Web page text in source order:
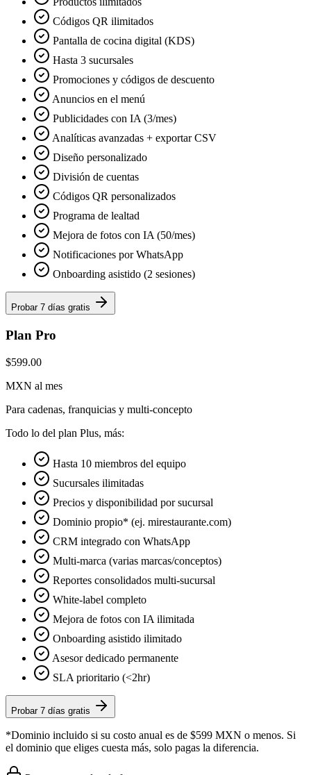
Códigos QR ilimitados
Pantalla de cocina digital (KDS)
Hasta 3 sucursales
Promociones y códigos de descuento
Anuncios en el menú
Publicidades con IA (3/mes)
Analíticas avanzadas + exportar CSV
Diseño personalizado
División de cuentas
Códigos QR personalizados
Programa de lealtad
Mejora de fotos con IA (50/mes)
Notificaciones por WhatsApp
Onboarding asistido (2 sesiones)
Probar 7 días gratis
Plan Pro
$599.00
MXN al mes
Para cadenas, franquicias y multi-concepto
Todo lo del plan Plus, más:
Hasta 10 miembros del equipo
Sucursales ilimitadas
Precios y disponibilidad por sucursal
Dominio propio* (ej. mirestaurante.com)
CRM integrado con WhatsApp
Multi-marca (varias marcas/conceptos)
Reportes consolidados multi-sucursal
White-label completo
Mejora de fotos con IA ilimitada
Onboarding asistido ilimitado
Asesor dedicado permanente
SLA prioritario (<2hr)
Probar 7 días gratis
*Dominio incluido si su costo anual es de $599 MXN o menos. Si
el dominio que eliges cuesta más, solo pagas la diferencia.